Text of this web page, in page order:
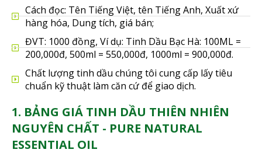
Cách đọc: Tên Tiếng Việt, tên Tiếng Anh, Xuất xứ
hàng hóa, Dung tích, giá bán;
ĐVT: 1000 đồng, Ví dụ: Tinh Dầu Bạc Hà: 100ML =
200,000đ, 500ml = 550,000đ, 1000ml = 900,000đ.
Chất lượng tinh dầu chúng tôi cung cấp lấy tiêu
chuẩn kỹ thuật làm căn cứ để giao dịch.
1. BẢNG GIÁ TINH DẦU THIÊN NHIÊN
NGUYÊN CHẤT - PURE NATURAL
ESSENTIAL OIL